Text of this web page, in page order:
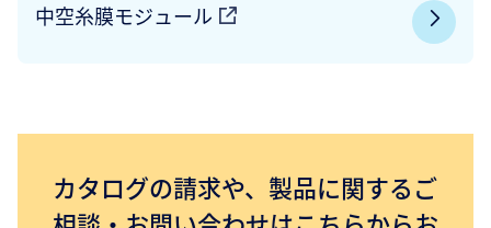
中空糸膜モジュール
カタログの請求や、製品に関するご